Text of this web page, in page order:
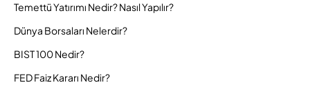
Temettü Yatırımı Nedir? Nasıl Yapılır?
Dünya Borsaları Nelerdir?
BIST 100 Nedir?
FED Faiz Kararı Nedir?